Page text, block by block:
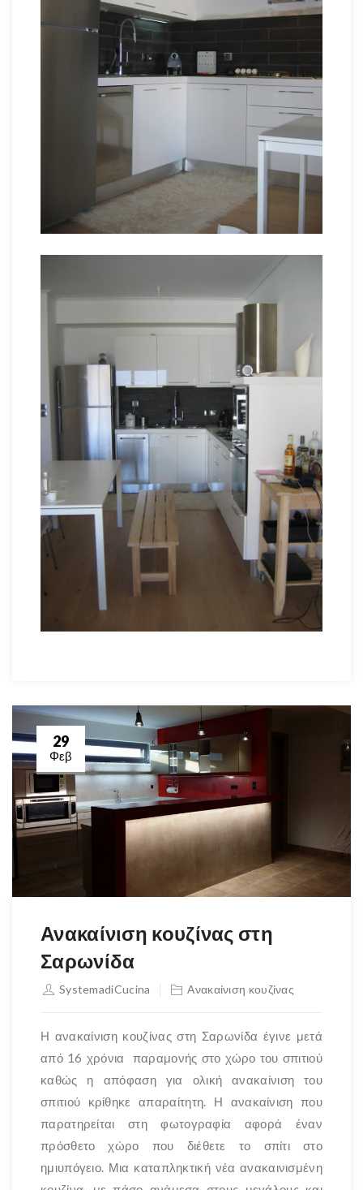
29
Φεβ
Ανακαίνιση κουζίνας στη
Σαρωνίδα
SystemadiCucina Ανακαίνιση κουζίνας
Η ανακαίνιση κουζίνας στη Σαρωνίδα έγινε μετά
από 16 χρόνια παραμονής στο χώρο του σπιτιού
καθώς η απόφαση για ολική ανακαίνιση του
σπιτιού κρίθηκε απαραίτητη. Η ανακαίνιση που
παρατηρείται στη φωτογραφία αφορά έναν
πρόσθετο χώρο που διέθετε το σπίτι στο
ημιυπόγειο. Μια καταπληκτική νέα ανακαινισμένη